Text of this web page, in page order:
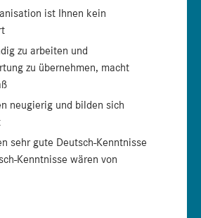
ist Ihnen kein
zu arbeiten und
zu übernehmen, macht
neugierig und bilden sich
sehr gute Deutsch-Kenntnisse
Kenntnisse wären von